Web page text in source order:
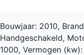
Bouwjaar: 2010,
Handgeschakeld,
1000, Vermogen